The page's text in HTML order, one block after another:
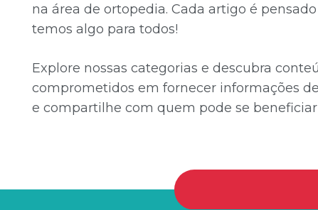
na área de ortopedia. Cada artigo é
temos algo para todos!
Explore nossas categorias e descubra
comprometidos em fornecer informações
e compartilhe com quem pode se